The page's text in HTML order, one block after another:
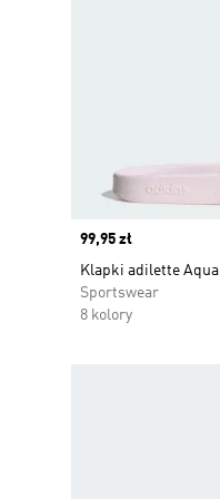
Price
99,95 zł
Klapki adilette Aqua
Sportswear
8 kolory